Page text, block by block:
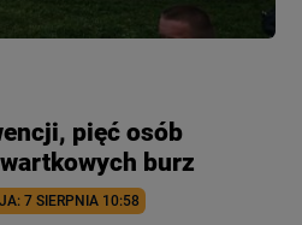
pięć osób
burz
7 SIERPNIA 10:58